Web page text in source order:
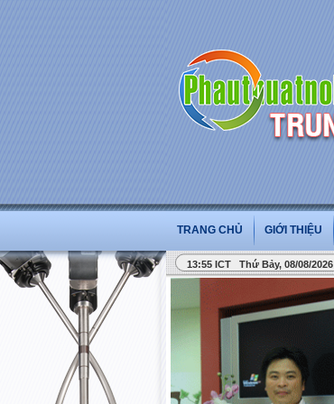
TRANG CHỦ GIỚI THIỆU
13:55 ICT Thứ Bảy, 08/08/2026